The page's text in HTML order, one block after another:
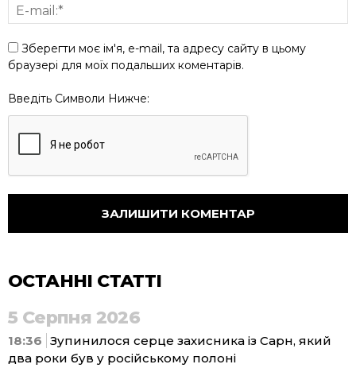
Зберегти моє ім'я, e-mail, та адресу сайту в цьому
браузері для моїх подальших коментарів.
Введіть Символи Нижче:
ОСТАННІ СТАТТІ
5 Серпня 2026
18:36 Зупинилося серце захисника із Сарн, який
два роки був у російському полоні